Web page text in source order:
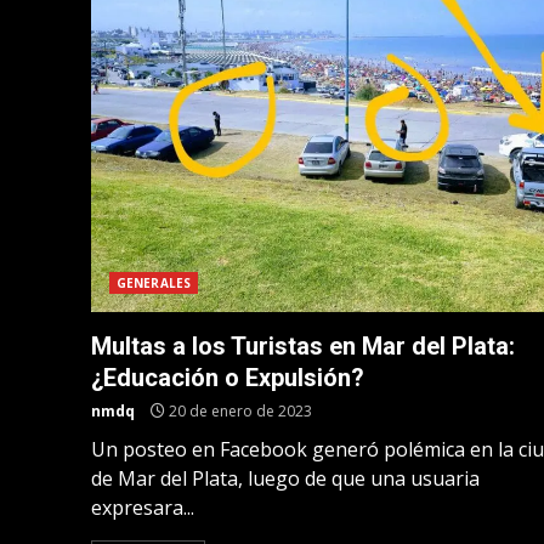
GENERALES
Multas a los Turistas en Mar del Plata:
¿Educación o Expulsión?
nmdq 20 de enero de 2023
Un posteo en Facebook generó polémica en la
de Mar del Plata, luego de que una usuaria
expresara...